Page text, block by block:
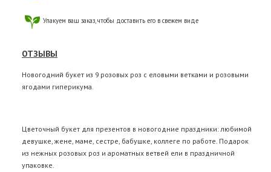
Упакуем ваш заказ, чтобы доставить его в свежем виде
ОТЗЫВЫ
Новогодний букет из 9 розовых роз с еловыми ветками и розовыми
ягодами гиперикума.
Цветочный букет для презентов в новогодние праздники: любимой
девушке, жене, маме, сестре, бабушке, коллеге по работе. Подарок
из нежных розовых роз и ароматных ветвей ели в праздничной
упаковке.